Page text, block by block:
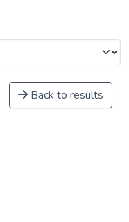
Back to results